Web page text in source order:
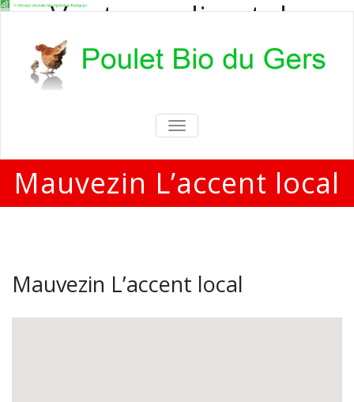
Vente en direct de
poulets bio
Vente en direct de poulets bio aux
particuliers et professionnels
TOGGLE
NAVIGATION
Mauvezin L’accent local
Mauvezin L’accent local